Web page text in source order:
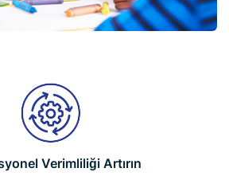
Verimliliği Artırın